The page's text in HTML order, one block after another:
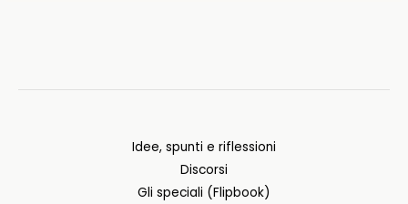
Idee, spunti e riflessioni
Discorsi
Gli speciali (Flipbook)